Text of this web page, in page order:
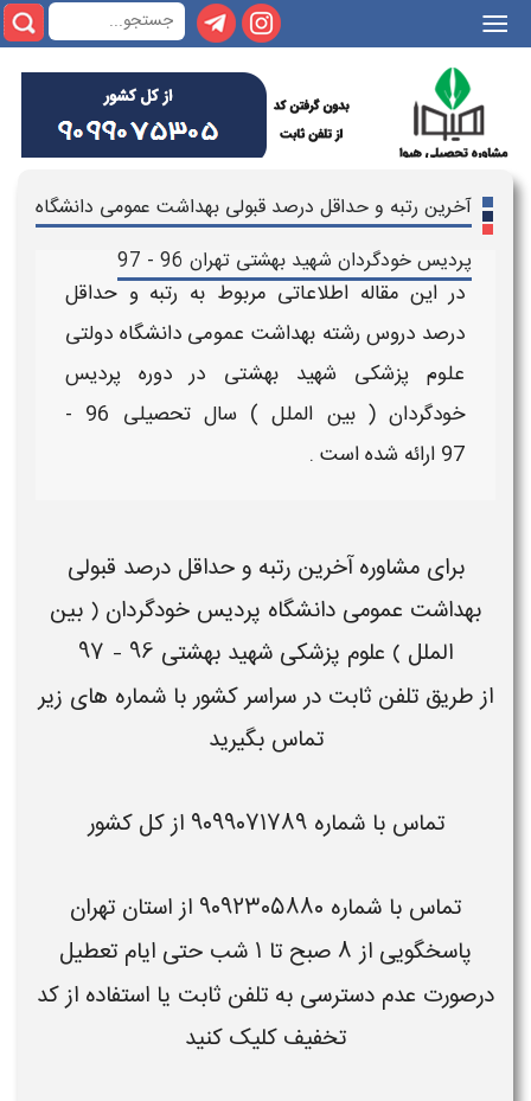
|||
آخرین رتبه و حداقل درصد قبولی بهداشت عمومی دانشگاه
پردیس خودگردان شهید بهشتی تهران 96 - 97
در این مقاله اطلاعاتی مربوط به رتبه و حداقل
درصد دروس رشته بهداشت عمومی دانشگاه دولتی
علوم پزشکی شهید بهشتی در دوره پردیس
خودگردان ( بین الملل ) سال تحصیلی 96 -
97 ارائه شده است .
برایمشاورهآخرین رتبه و حداقل درصد قبولی
بهداشت عمومی دانشگاه پردیس خودگردان ( بین
الملل ) علوم پزشکی شهید بهشتی 96 - 97
از طریق تلفن ثابت در سراسر کشور با شماره های زیر
تماس بگیرید
تماس با شماره۹۰۹۹۰۷۱۷۸۹ ازکل کشور
تماس با شماره ۹۰۹۲۳۰۵۸۸۰ ازاستان تهران
پاسخگویی از ۸ صبح تا ۱ شب حتی ایام تعطیل
درصورت عدم دسترسی به تلفن ثابت یا استفاده ازکد
تخفیفکلیک کنید